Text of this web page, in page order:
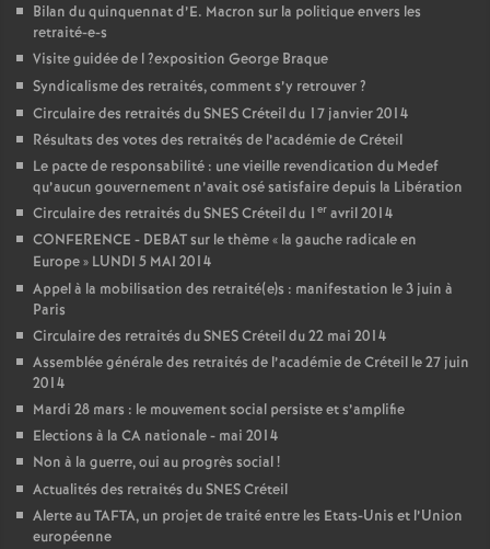
Bilan du quinquennat d’E. Macron sur la politique envers les
retraité-e-s
Visite guidée de l?exposition George Braque
Syndicalisme des retraités, comment s’y retrouver?
Circulaire des retraités duSNESCréteil du 17 janvier 2014
Résultats des votes des retraités de l’académie de Créteil
Le pacte de responsabilité : une vieille revendication du Medef
qu’aucun gouvernement n’avait osé satisfaire depuis la Libération
Circulaire des retraités duSNESCréteil du 1 er avril 2014
CONFERENCE - DEBATsur le thème « la gauche radicale en
Europe» LUNDI 5 MAI 2014
Appel à la mobilisation des retraité(e)s : manifestation le 3 juin à
Paris
Circulaire des retraités duSNESCréteil du 22 mai 2014
Assemblée générale des retraités de l’académie de Créteil le 27 juin
2014
Mardi 28 mars : le mouvement social persiste et s’amplifie
Elections à la CA nationale - mai 2014
Non à la guerre, oui au progrès social!
Actualités des retraités duSNESCréteil
Alerte auTAFTA, un projet de traité entre les Etats-Unis et l’Union
européenne